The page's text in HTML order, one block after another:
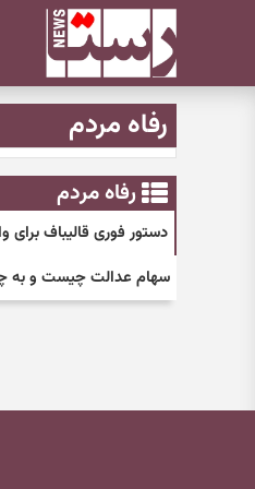
رفاه مردم
رفاه مردم
دستور فوری قالیباف برای واریز
سهام عدالت چیست و به